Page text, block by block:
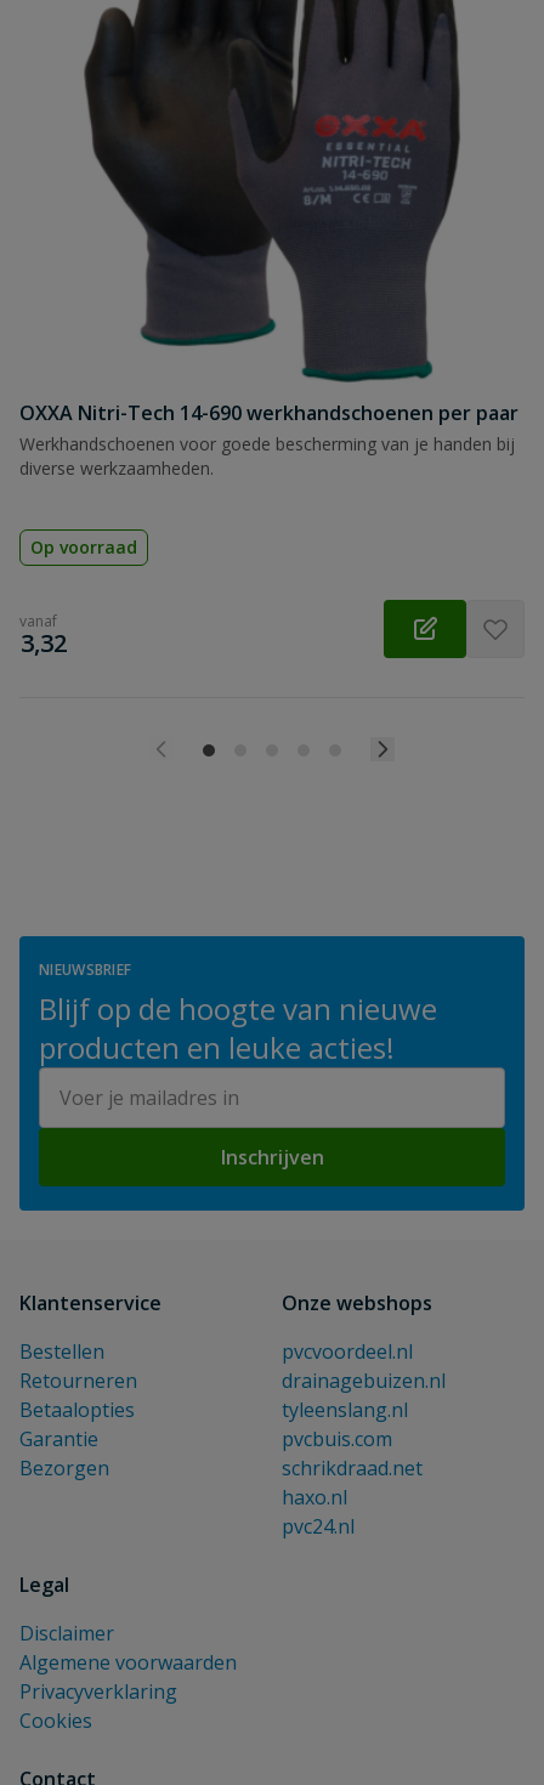
OXXA Nitri-Tech 14-690 werkhandschoenen per paar
Werkhandschoenen voor goede bescherming van je handen bij
diverse werkzaamheden.
Op voorraad
vanaf
€
3,32
NIEUWSBRIEF
Blijf op de hoogte van nieuwe
producten en leuke acties!
Inschrijven
Klantenservice
Bestellen
Retourneren
Betaalopties
Garantie
Bezorgen
Onze webshops
pvcvoordeel.nl
drainagebuizen.nl
tyleenslang.nl
pvcbuis.com
schrikdraad.net
haxo.nl
pvc24.nl
Legal
Disclaimer
Algemene voorwaarden
Privacyverklaring
Cookies
Contact